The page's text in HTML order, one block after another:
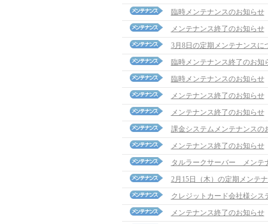
臨時メンテナンスのお知らせ
メンテナンス終了のお知らせ
3月8日の定期メンテナンスに
臨時メンテナンス終了のお知
臨時メンテナンスのお知らせ
メンテナンス終了のお知らせ
メンテナンス終了のお知らせ
課金システムメンテナンスの
メンテナンス終了のお知らせ
タルラークサーバー メンテ
2月15日（木）の定期メンテ
クレジットカード会社様シス
メンテナンス終了のお知らせ